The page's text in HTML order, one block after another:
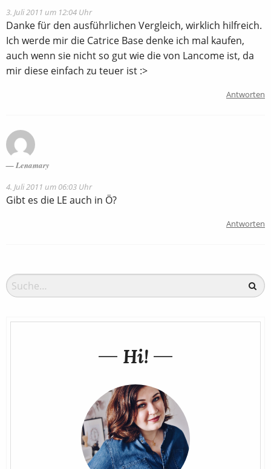
3. Juli 2011 um 12:04 Uhr
Danke für den ausführlichen Vergleich, wirklich hilfreich.
Ich werde mir die Catrice Base denke ich mal kaufen,
auch wenn sie nicht so gut wie die von Lancome ist, da
mir diese einfach zu teuer ist :>
Antworten
Lenamary
4. Juli 2011 um 06:03 Uhr
Gibt es die LE auch in Ö?
Antworten
Hi!